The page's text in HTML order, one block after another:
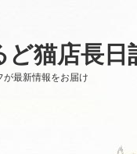
猫店長日
最新情報をお届け